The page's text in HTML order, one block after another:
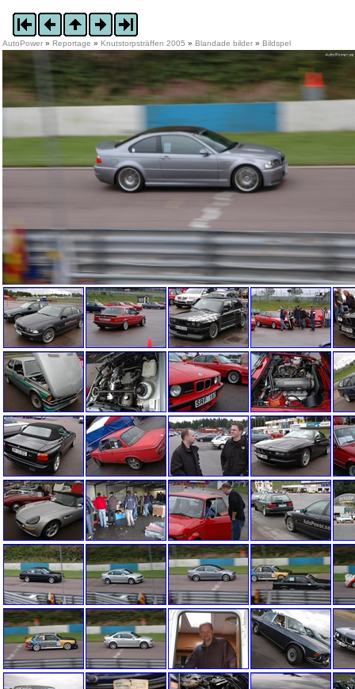
AutoPower » Reportage » Knutstorpsträffen 2005 » Blandade bilder » Bildspel